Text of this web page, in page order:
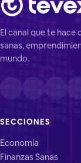
El canal que te hace
sanas,
mundo.
SECCIONES
Economía
Finanzas Sanas